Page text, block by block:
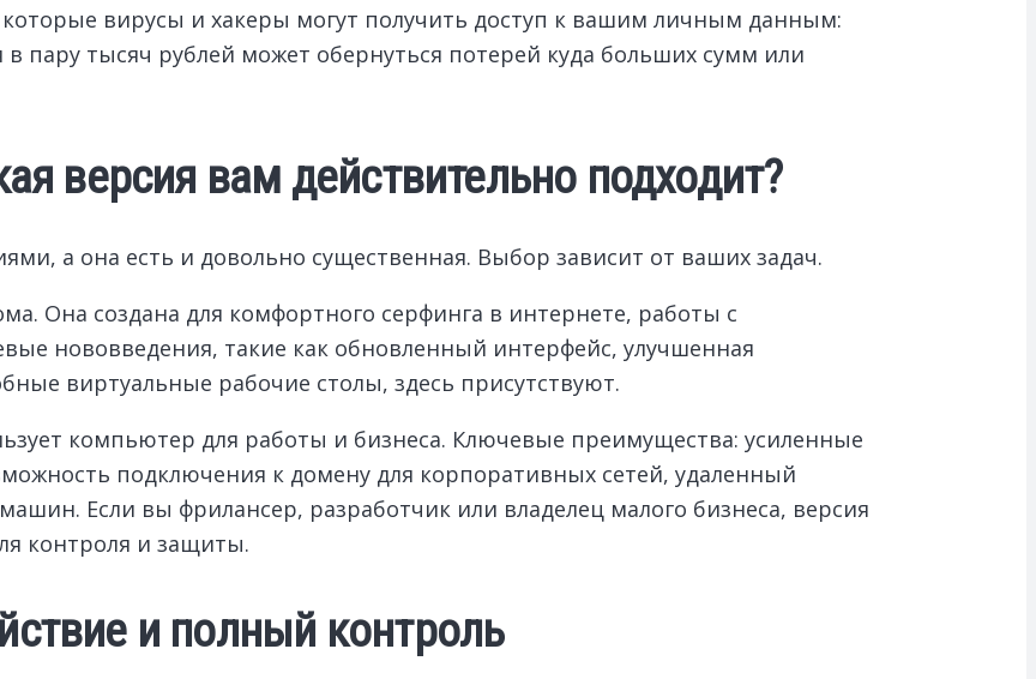
вирусы и хакеры могут получить доступ к вашим личным данным:
пару тысяч рублей может обернуться потерей куда больших сумм или
версия вам действительно подходит?
а она есть и довольно существенная. Выбор зависит от ваших задач.
Она создана для комфортного серфинга в интернете, работы с
нововведения, такие как обновленный интерфейс, улучшенная
виртуальные рабочие столы, здесь присутствуют.
компьютер для работы и бизнеса. Ключевые преимущества: усиленные
подключения к домену для корпоративных сетей, удаленный
Если вы фрилансер, разработчик или владелец малого бизнеса, версия
контроля и защиты.
и полный контроль